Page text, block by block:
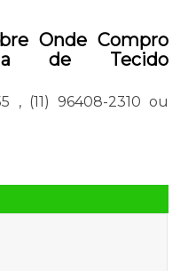
Onde Compro
de Tecido
, (11) 96408-2310 ou